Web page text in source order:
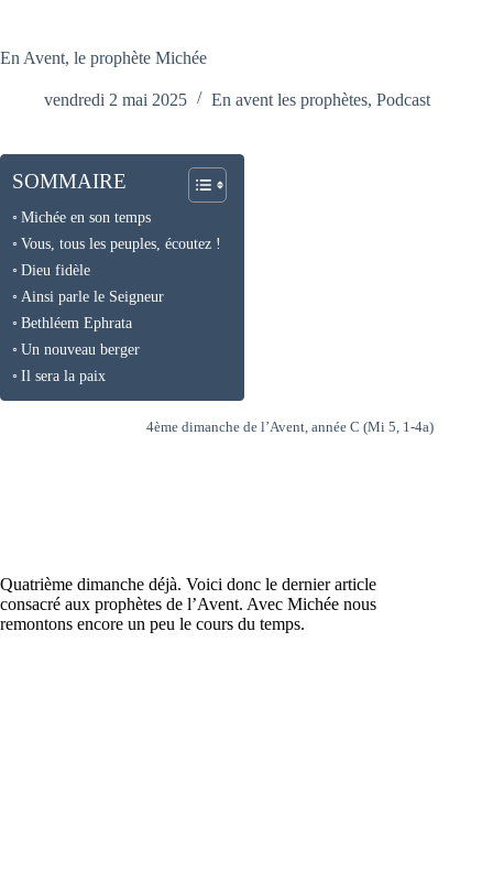
En Avent, le prophète Michée
vendredi 2 mai 2025 En avent les prophètes, Podcast
SOMMAIRE
Michée en son temps
Vous, tous les peuples, écoutez !
Dieu fidèle
Ainsi parle le Seigneur
Bethléem Ephrata
Un nouveau berger
Il sera la paix
4ème dimanche de l’Avent, année C (Mi 5, 1-4a)
Quatrième dimanche déjà. Voici donc le dernier article
consacré aux prophètes de l’Avent. Avec Michée nous
remontons encore un peu le cours du temps.